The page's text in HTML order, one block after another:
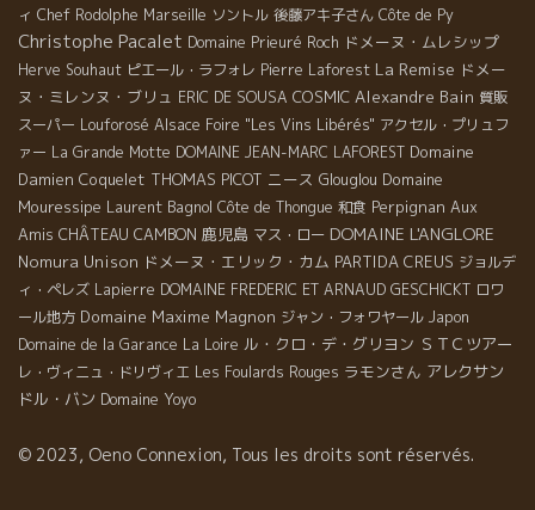
ィ Chef Rodolphe Marseille ソントル 後藤アキ子さん Côte de Py
Christophe Pacalet Domaine Prieuré Roch ドメーヌ・ムレシップ
Herve Souhaut ピエール・ラフォレ Pierre Laforest La Remise ドメー
ヌ・ミレンヌ・ブリュ ERIC DE SOUSA COSMIC Alexandre Bain 質販
スーパー Louforosé Alsace Foire "Les Vins Libérés" アクセル・プリュフ
ァー La Grande Motte DOMAINE JEAN-MARC LAFOREST Domaine
Damien Coquelet THOMAS PICOT ニース Glouglou Domaine
Mouressipe Laurent Bagnol Côte de Thongue 和食 Perpignan Aux
Amis CHÂTEAU CAMBON 鹿児島 マス・ロー DOMAINE L'ANGLORE
Nomura Unison ドメーヌ・エリック・カム PARTIDA CREUS ジョルデ
ィ・ペレズ Lapierre DOMAINE FREDERIC ET ARNAUD GESCHICKT ロワ
ール地方 Domaine Maxime Magnon ジャン・フォワヤール Japon
Domaine de la Garance La Loire ル・クロ・デ・グリヨン ＳＴＣツアー
レ・ヴィニュ・ドリヴィエ Les Foulards Rouges ラモンさん アレクサン
ドル・バン Domaine Yoyo
© 2023, Oeno Connexion, Tous les droits sont réservés.